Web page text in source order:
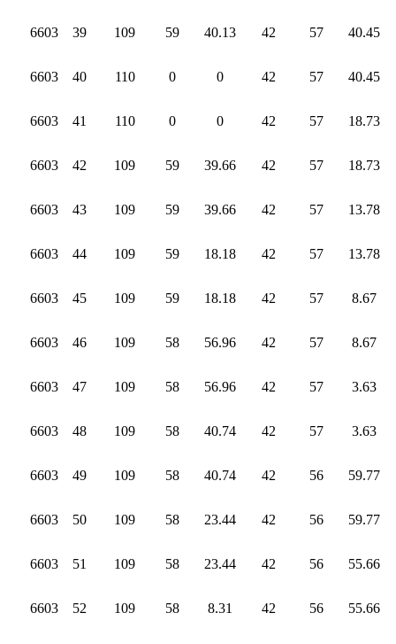
6603 39 109 59 40.13 42 57 40.45
6603 40 110 0 0 42 57 40.45
6603 41 110 0 0 42 57 18.73
6603 42 109 59 39.66 42 57 18.73
6603 43 109 59 39.66 42 57 13.78
6603 44 109 59 18.18 42 57 13.78
6603 45 109 59 18.18 42 57 8.67
6603 46 109 58 56.96 42 57 8.67
6603 47 109 58 56.96 42 57 3.63
6603 48 109 58 40.74 42 57 3.63
6603 49 109 58 40.74 42 56 59.77
6603 50 109 58 23.44 42 56 59.77
6603 51 109 58 23.44 42 56 55.66
6603 52 109 58 8.31 42 56 55.66